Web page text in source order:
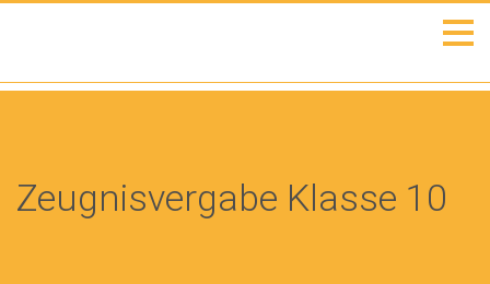
Zeugnisvergabe Klasse 10